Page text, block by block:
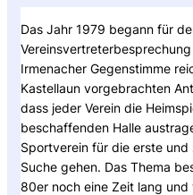
Das Jahr 1979 begann für
Irmenacher Gegenstimme
Kastellaun vorgebrachten
dass jeder Verein die
beschaffenden Halle
Sportverein für die erste
Suche gehen. Das Thema
80er noch eine Zeit lang und